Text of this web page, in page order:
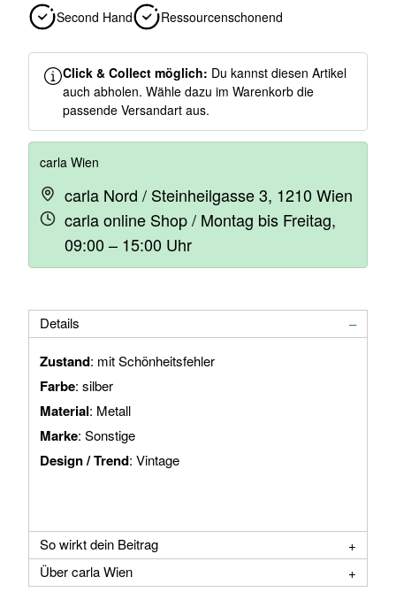
Second Hand Ressourcenschonend
Click & Collect möglich: Du kannst diesen Artikel
auch abholen. Wähle dazu im Warenkorb die
passende Versandart aus.
carla Wien
carla Nord / Steinheilgasse 3, 1210 Wien
carla online Shop / Montag bis Freitag,
09:00 – 15:00 Uhr
Details
Zustand: mit Schönheitsfehler
Farbe: silber
Material: Metall
Marke: Sonstige
Design / Trend: Vintage
So wirkt dein Beitrag
Über carla Wien